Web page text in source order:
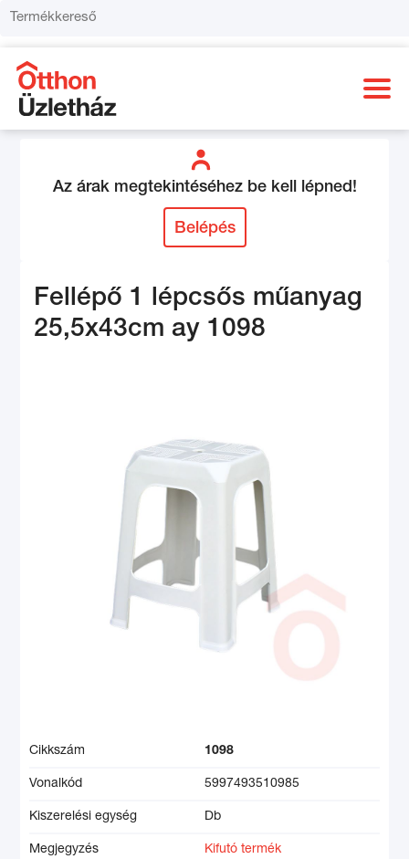
Az árak megtekintéséhez be kell lépned!
Belépés
Fellépő 1 lépcsős műanyag
25,5x43cm ay 1098
Cikkszám 1098
Vonalkód 5997493510985
Kiszerelési egység Db
Megjegyzés Kifutó termék